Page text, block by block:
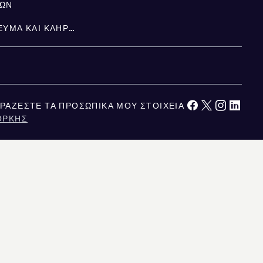
ΚΛΗΡΟΝΟΜΙΆ, ΚΑΤΑΠΊΣΤΕΥΜΑ ΚΑΙ ΚΛΗΡΟΝΟΜΙΚΉ ΔΙΑΔΟΧΉ
ΤΑ ΠΡΟΣΩΠΙΚΆ ΜΟΥ ΣΤΟΙΧΕΊΑ